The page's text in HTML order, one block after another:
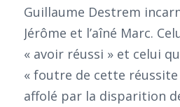
Guillaume Destrem
Jérôme et l’aîné Marc.
« avoir réussi » et celui
« foutre de cette
affolé par la disparition